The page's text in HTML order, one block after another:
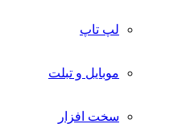
لپ تاپ
موبایل و تبلت
سخت افزار